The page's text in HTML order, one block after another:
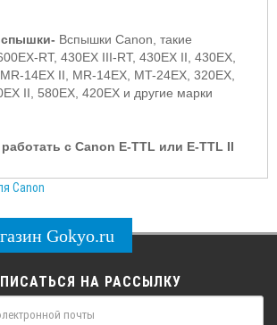
Вспышки Canon, такие
RT, 430EX III-RT, 430EX II, 430EX,
14EX II, MR-14EX, MT-24EX, 320EX,
II, 580EX, 420EX и другие марки
с Canon E-TTL или E-TTL II
Canon
Gokyo.ru
НА РАССЫЛКУ